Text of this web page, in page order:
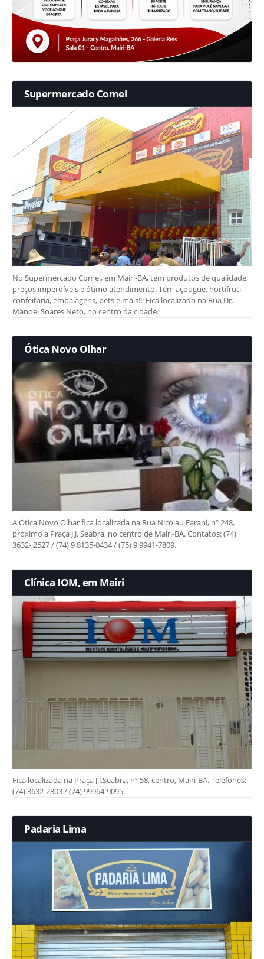
Supermercado Comel
No Supermercado Comel, em Mairi-BA, tem produtos de qualidade,
preços imperdíveis e ótimo atendimento. Tem açougue, hortifruti,
confeitaria, embalagens, pets e mais!!! Fica localizado na Rua Dr.
Manoel Soares Neto, no centro da cidade.
Ótica Novo Olhar
A Ótica Novo Olhar fica localizada na Rua Nicolau Farani, nº 248,
próximo a Praça J.J. Seabra, no centro de Mairi-BA. Contatos: (74)
3632- 2527 / (74) 9 8135-0434 / (75) 9 9941-7809.
Clínica IOM, em Mairi
Fica localizada na Praça J.J.Seabra, nº 58, centro, Mairi-BA. Telefones:
(74) 3632-2303 / (74) 99964-9095.
Padaria Lima